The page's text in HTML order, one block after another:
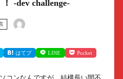
-dev challenge-
はてブ LINE Pocket